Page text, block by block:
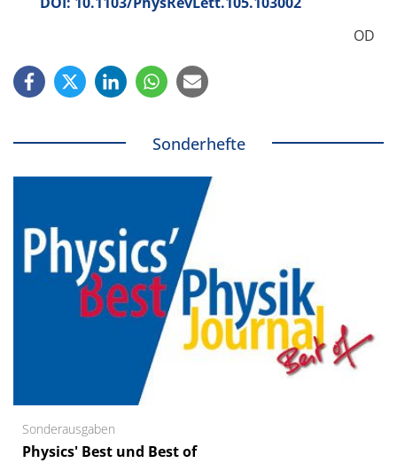
OD
Sonderhefte
Sonderausgaben
Physics' Best und Best of